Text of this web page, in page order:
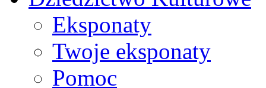
Eksponaty
Twoje eksponaty
Pomoc